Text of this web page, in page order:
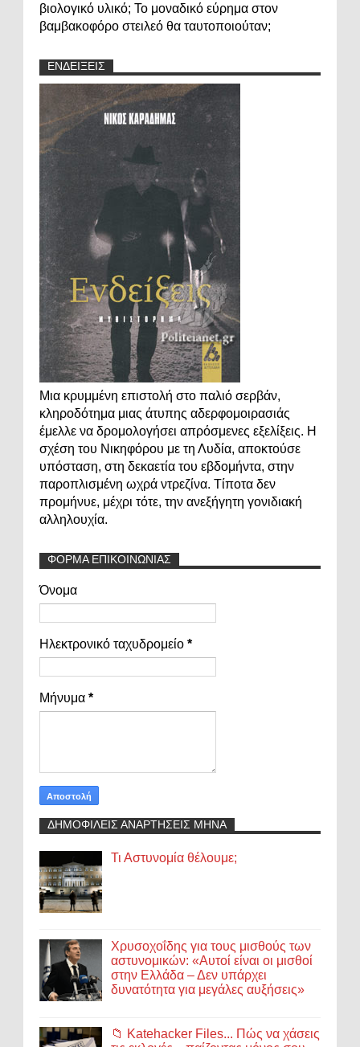
βιολογικό υλικό; Το μοναδικό εύρημα στον
βαμβακοφόρο στειλεό θα ταυτοποιούταν;
ΕΝΔΕΙΞΕΙΣ
Μια κρυμμένη επιστολή στο παλιό σερβάν,
κληροδότημα μιας άτυπης αδερφομοιρασιάς
έμελλε να δρομολογήσει απρόσμενες εξελίξεις. Η
σχέση του Νικηφόρου με τη Λυδία, αποκτούσε
υπόσταση, στη δεκαετία του εβδομήντα, στην
παροπλισμένη ωχρά ντρεζίνα. Τίποτα δεν
προμήνυε, μέχρι τότε, την ανεξήγητη γονιδιακή
αλληλουχία.
ΦΟΡΜΑ ΕΠΙΚΟΙΝΩΝΙΑΣ
Όνομα
Ηλεκτρονικό ταχυδρομείο *
Μήνυμα *
ΔΗΜΟΦΙΛΕΙΣ ΑΝΑΡΤΗΣΕΙΣ ΜΗΝΑ
Τι Αστυνομία θέλουμε;
Χρυσοχοΐδης για τους μισθούς των
αστυνομικών: «Αυτοί είναι οι μισθοί
στην Ελλάδα – Δεν υπάρχει
δυνατότητα για μεγάλες αυξήσεις»
📁 Katehacker Files... Πώς να χάσεις